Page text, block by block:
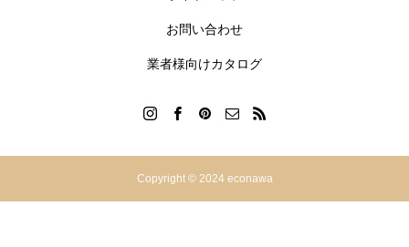
お問い合わせ
業者様向けカタログ
Copyright © 2024 econawa